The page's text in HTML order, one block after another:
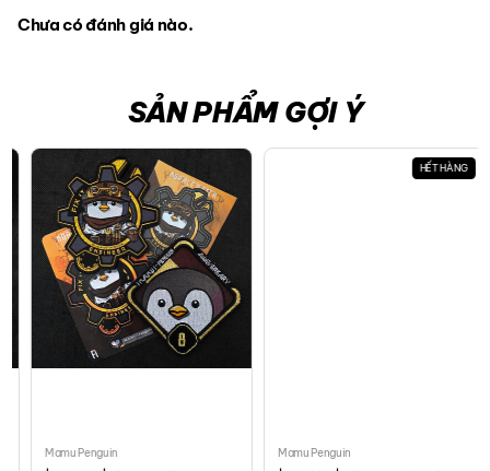
Chưa có đánh giá nào.
SẢN PHẨM GỢI Ý
Mamu Penguin
HẾT HÀNG
Mamu Penguin